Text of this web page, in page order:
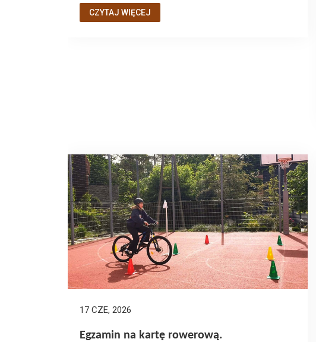
CZYTAJ WIĘCEJ
17 CZE, 2026
Egzamin na kartę rowerową.